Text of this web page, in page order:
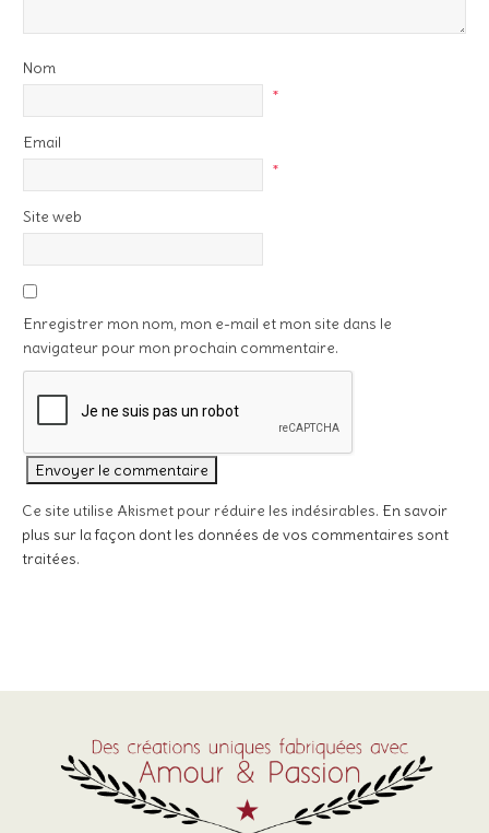
Nom
*
Email
*
Site web
Enregistrer mon nom, mon e-mail et mon site dans le
navigateur pour mon prochain commentaire.
Ce site utilise Akismet pour réduire les indésirables. En savoir
plus sur la façon dont les données de vos commentaires sont
traitées.